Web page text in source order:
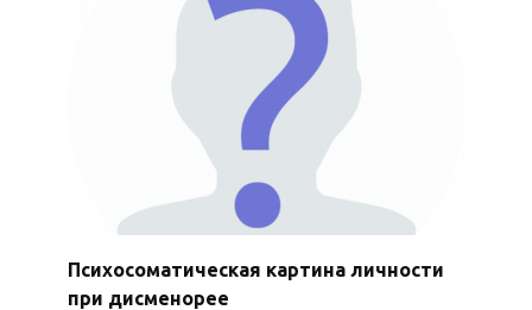
Психосоматическая картина личности
при дисменорее